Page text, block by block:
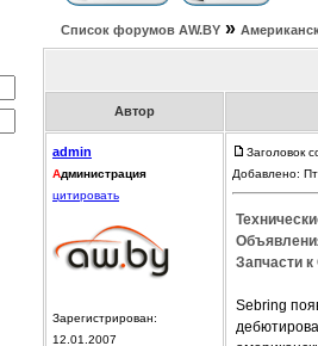
Список форумов АW.BY »
Автор
admin
Администрация
цитировать
Зарегистрирован:
12.01.2007
Заголовок
Добавлено:
Запчасти
Sebring